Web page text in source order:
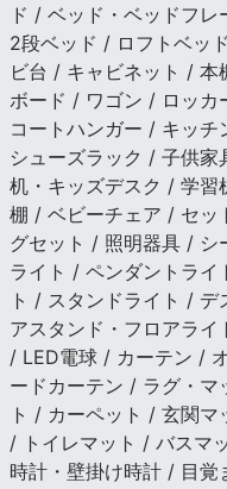
ド / ベッド・ベッドフ
2段ベッド / ロフトベッ
ビ台 / キャビネット /
ボード / ワゴン / ロッカ
コートハンガー / キッ
シューズラック / 子供
机・キッズデスク / 学
棚 / ベビーチェア / セッ
グセット / 照明器具 / シ
ライト / ペンダントライ
ト / スタンドライト /
アスタンド・フロアラ
/ LED電球 / カーテン /
ードカーテン / ラグ・マ
ト / カーペット / 玄関
/ トイレマット / バスマ
時計・壁掛け時計 / 目